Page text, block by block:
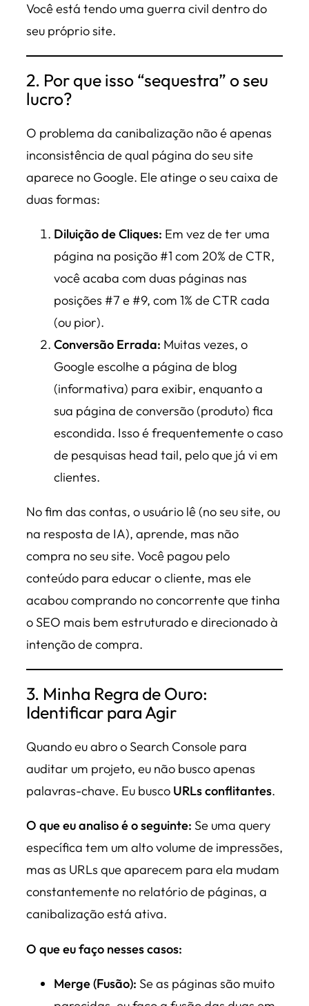
Você está tendo uma guerra civil dentro do
seu próprio site.
2. Por que isso “sequestra” o seu
lucro?
O problema da canibalização não é apenas
inconsistência de qual página do seu site
aparece no Google. Ele atinge o seu caixa de
duas formas:
Diluição de Cliques: Em vez de ter uma
página na posição #1 com 20% de CTR,
você acaba com duas páginas nas
posições #7 e #9, com 1% de CTR cada
(ou pior).
Conversão Errada: Muitas vezes, o
Google escolhe a página de blog
(informativa) para exibir, enquanto a
sua página de conversão (produto) fica
escondida. Isso é frequentemente o caso
de pesquisas head tail, pelo que já vi em
clientes.
No fim das contas, o usuário lê (no seu site, ou
na resposta de IA), aprende, mas não
compra no seu site. Você pagou pelo
conteúdo para educar o cliente, mas ele
acabou comprando no concorrente que tinha
o SEO mais bem estruturado e direcionado à
intenção de compra.
3. Minha Regra de Ouro:
Identificar para Agir
Quando eu abro o Search Console para
auditar um projeto, eu não busco apenas
palavras-chave. Eu busco URLs conflitantes.
O que eu analiso é o seguinte: Se uma query
específica tem um alto volume de impressões,
mas as URLs que aparecem para ela mudam
constantemente no relatório de páginas, a
canibalização está ativa.
O que eu faço nesses casos:
Merge (Fusão): Se as páginas são muito